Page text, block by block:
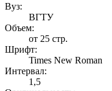
Вуз:
ВГТУ
Объем:
от 25 стр.
Шрифт:
Times New Roman
Интервал:
1,5